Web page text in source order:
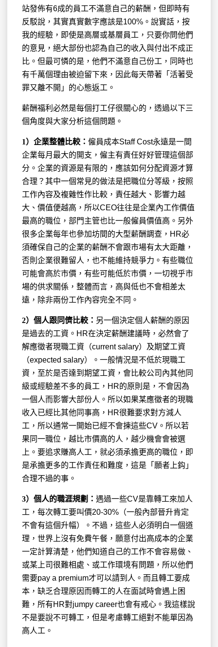
站發佈有6成的員工不滿意自己的薪酬，但即時有
反駁說，其實真實數字應該是100%。說實話，按
我的經驗，即使是高層或基層員工，只要你問他們
的意見，絕大部份也認為自己的收入與付出不成正
比。但最可憐的是，他們不滿意自己份工，同時也
有千萬個理由被迫留下來，因此每天帶著「活著受
罪又離不開」的心態返工。
薪酬福利必然是每個打工仔很關心的，透過以下三
個角度與大家分析這個問題。
1）企業整體比較： 僱員成本Staff Cost永遠是一間
企業每月最大的開支，僱主有責任好好管理這個部
分。企業的資源是有限的，應該如何分配資源才算
合理？其中一個常見的做法是把職位分等級，按照
工作內容及複雜性作比較，責任越大、影響力越
大、價值便越高，所以CEO往往是企業內工作價值
最高的職位，部門主管也比一般僱員價值高。另外
很多企業每年也參加坊間的大型薪酬調查，HR必
須確保自己的企業的薪酬不會跟市場有太大距離，
否則企業很難留人，也不能維持競爭力。有些職位
可能會高於市價，有些可能低於市價，一切視乎市
場的供求關係，整體而言，高與低也不會相差太
遠，除非兩份工作內容完全不同。
2）個人跟同儕比較： 另一個決定個人薪酬的原因
是過去的工資。HR在決定薪酬建議時，必然會了
解應徵者現職工資（current salary）及期望工資
（expected salary）。一般情況是不低於現職工
資，至於是否達到期望工資，會比較公司內其他同
級或經驗差不多的員工，HR的原則是，不會因為
一個人而影響大部份人。所以如果某應徵者的現職
收入已經比其他同事高，HR很難要求對方減人
工，所以通常一開始已經不會揀這些CV。所以若
果同一職位，越比市價高的人，越少機會會被選
上。要追求賺高人工，就必須承擔更高的職位，即
是承擔更多的工作責任和難度，這是「願者上鈎」
合理不過的事。
3）個人的職涯規劃： 遇過一些CV是靠轉工來加人
工，每次轉工要叫價20-30%（一般內部晉升肯定
不會有這個升幅）。不過，這些人必須明白一個道
理，世界上沒有免費午餐，願意付出高成本的企業
一定計算清楚，他們知道自己的工作不會容易做、
或某上司很難相處、或工作環境有問題，所以他們
需要pay a premium才可以請到人。而且轉工要成
本，缺乏合理原因而轉工的人在面試時會遇上困
難，所有HR對jumpy career也會有戒心。我這樣說
不是要說不可轉工，但是考慮轉工絕對不能單因為
高人工。